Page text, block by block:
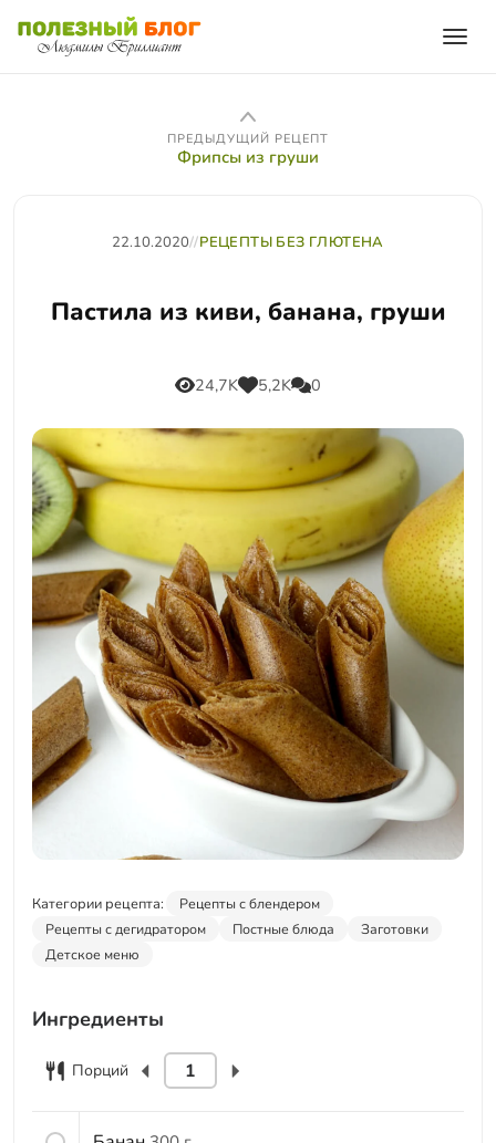
ПРЕДЫДУЩИЙ РЕЦЕПТ
Фрипсы из груши
22.10.2020//РЕЦЕПТЫ БЕЗ ГЛЮТЕНА
Пастила из киви, банана, груши
24,7K 5,2K 0
Категории рецепта:
Рецепты с блендером
Рецепты с дегидратором
Постные блюда
Заготовки
Детское меню
Ингредиенты
Порций